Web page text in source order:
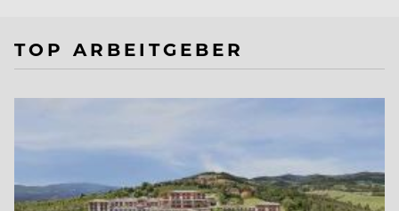
TOP ARBEITGEBER